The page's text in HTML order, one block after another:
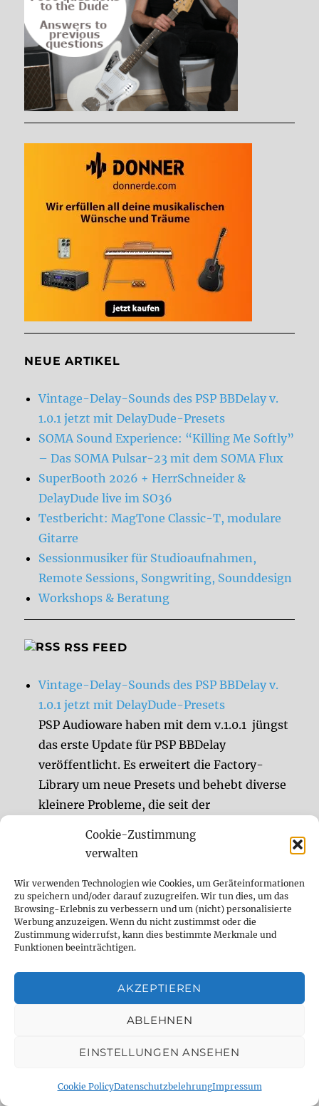
Cookie-Zustimmung
verwalten
Wir verwenden Technologien wie Cookies, um Geräteinformationen
zu speichern und/oder darauf zuzugreifen. Wir tun dies, um das
Browsing-Erlebnis zu verbessern und um (nicht) personalisierte
Werbung anzuzeigen. Wenn du nicht zustimmst oder die
Zustimmung widerrufst, kann dies bestimmte Merkmale und
Funktionen beeinträchtigen.
AKZEPTIEREN
ABLEHNEN
EINSTELLUNGEN ANSEHEN
Cookie PolicyDatenschutzbelehrungImpressum
NEUE ARTIKEL
Vintage-Delay-Sounds des PSP BBDelay v.
1.0.1 jetzt mit DelayDude-Presets
SOMA Sound Experience: “Killing Me Softly”
– Das SOMA Pulsar-23 mit dem SOMA Flux
SuperBooth 2026 + HerrSchneider &
DelayDude live im SO36
Testbericht: MagTone Classic-T, modulare
Gitarre
Sessionmusiker für Studioaufnahmen,
Remote Sessions, Songwriting, Sounddesign
Workshops & Beratung
RSS FEED
Vintage-Delay-Sounds des PSP BBDelay v.
1.0.1 jetzt mit DelayDude-Presets
PSP Audioware haben mit dem v.1.0.1 jüngst
das erste Update für PSP BBDelay
veröffentlicht. Es erweitert die Factory-
Library um neue Presets und behebt diverse
kleinere Probleme, die seit der
freuen uns, dass wir mit unserer
Design und unserer großen Leidenschaft für
Hardware-Delays und Plugins Presets für das
[…]
SOMA Sound Experience: “Killing Me Softly”
– Das SOMA Pulsar-23 mit dem SOMA Flux
(English) Get to know the SOMA Flux and
the SOMA Pulsar-23.
DelayDude live im SO36